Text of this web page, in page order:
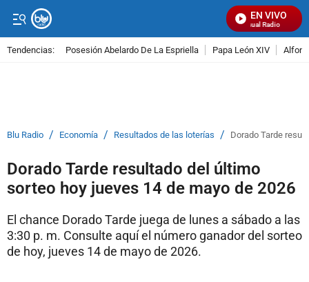
EN VIVO
Señal Visual Radio
Tendencias: Posesión Abelardo De La Espriella Papa León XIV
Blu Radio / Economía / Resultados de las loterías / Dorado Tarde
Dorado Tarde resultado del último
sorteo hoy jueves 14 de mayo de 2026
El chance Dorado Tarde juega de lunes a sábado a las
3:30 p. m. Consulte aquí el número ganador del sorteo
de hoy, jueves 14 de mayo de 2026.